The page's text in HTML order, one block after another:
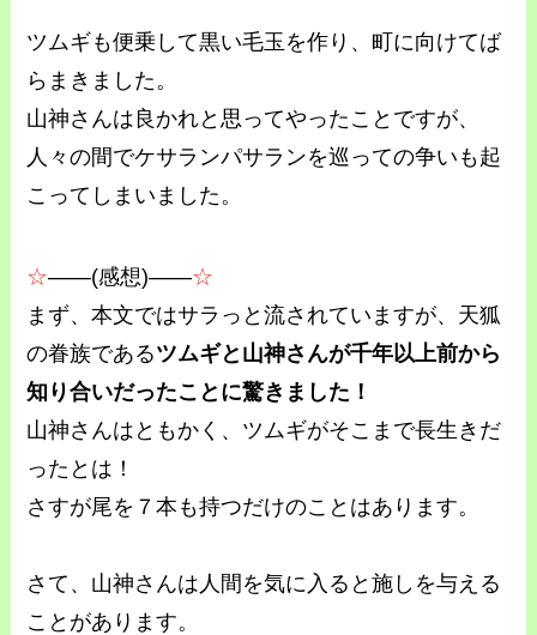
ツムギも便乗して黒い毛玉を作り、町に向けてば
らまきました。
山神さんは良かれと思ってやったことですが、
人々の間でケサランパサランを巡っての争いも起
こってしまいました。
☆――(感想)――☆
まず、本文ではサラっと流されていますが、天狐
の眷族であるツムギと山神さんが千年以上前から
知り合いだったことに驚きました！
山神さんはともかく、ツムギがそこまで長生きだ
ったとは！
さすが尾を７本も持つだけのことはあります。
さて、山神さんは人間を気に入ると施しを与える
ことがあります。